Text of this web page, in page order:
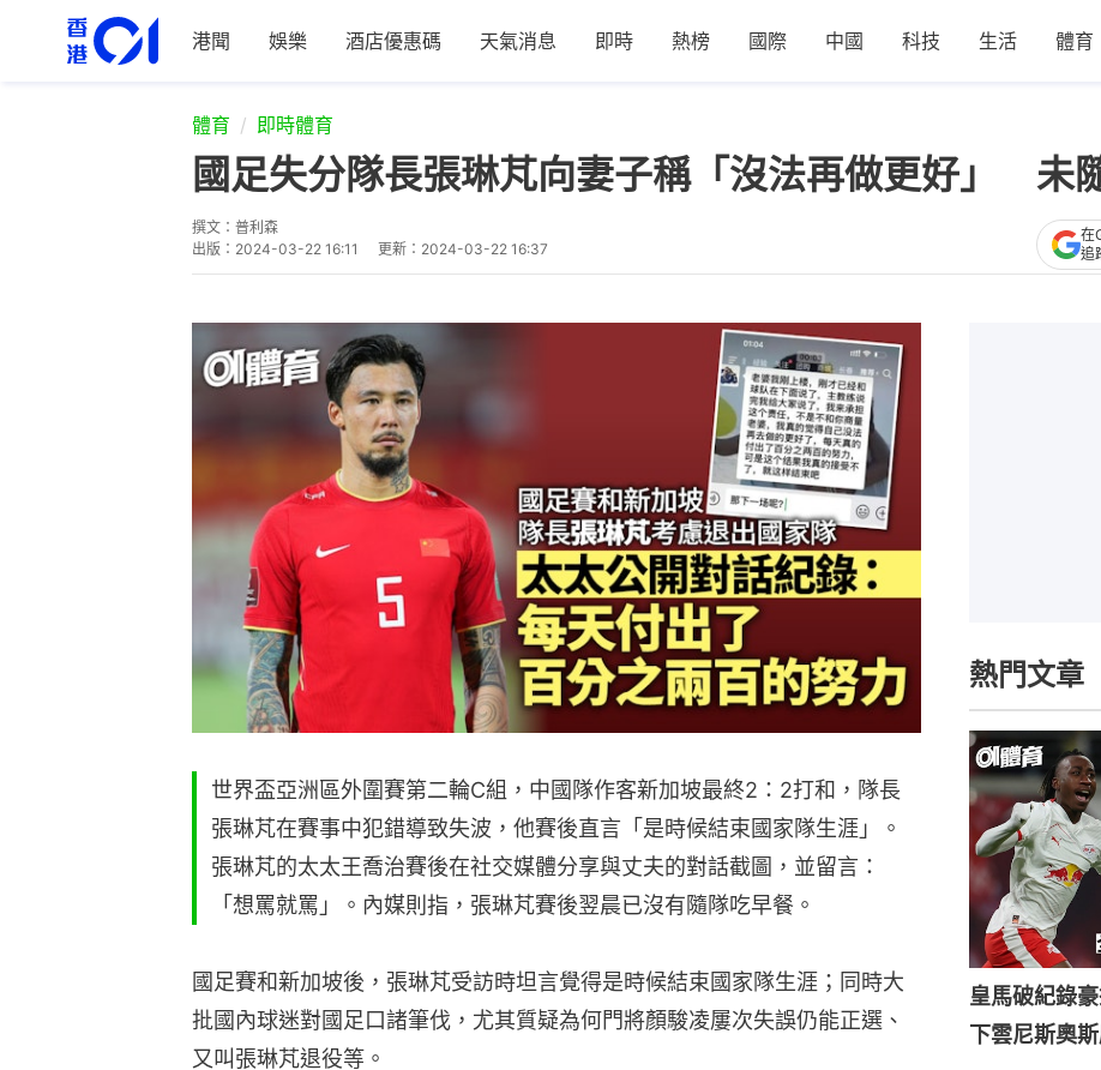
港聞 娛樂 酒店優惠碼 天氣消息 即時 熱榜 國際 中國 科技 生活 體育
體育 即時體育
國足失分隊長張琳芃向妻子稱「沒法再做更好」 未
撰文： 普利森
出版： 2024-03-22 16:11 更新： 2024-03-22 16:37
在
追
世界盃亞洲區外圍賽第二輪C組，中國隊作客新加坡最終2：2打和，隊長
張琳芃在賽事中犯錯導致失波，他賽後直言「是時候結束國家隊生涯」。
張琳芃的太太王喬治賽後在社交媒體分享與丈夫的對話截圖，並留言：
「想罵就罵」。內媒則指，張琳芃賽後翌晨已沒有隨隊吃早餐。
國足賽和新加坡後，張琳芃受訪時坦言覺得是時候結束國家隊生涯；同時大
批國內球迷對國足口諸筆伐，尤其質疑為何門將顏駿凌屢次失誤仍能正選、
又叫張琳芃退役等。
熱門文章
皇馬破紀錄
下雲尼斯奧